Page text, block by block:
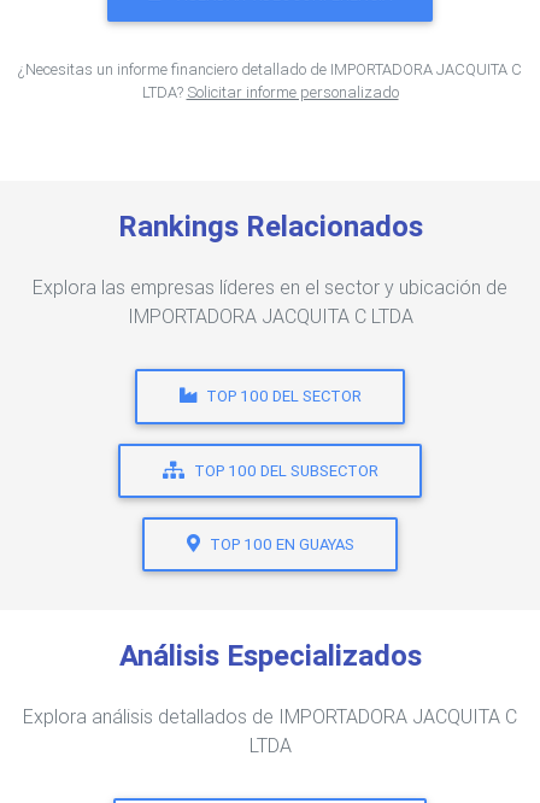
¿Necesitas un informe financiero detallado de IMPORTADORA JACQUITA C
LTDA? Solicitar informe personalizado
Rankings Relacionados
Explora las empresas líderes en el sector y ubicación de
IMPORTADORA JACQUITA C LTDA
TOP 100 DEL SECTOR
TOP 100 DEL SUBSECTOR
TOP 100 EN GUAYAS
Análisis Especializados
Explora análisis detallados de IMPORTADORA JACQUITA C
LTDA